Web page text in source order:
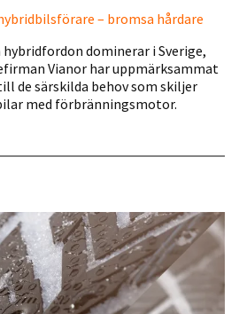
– bromsa hårdare
dominerar i Sverige,
Vianor har uppmärksammat
de särskilda behov som skiljer
med förbränningsmotor.